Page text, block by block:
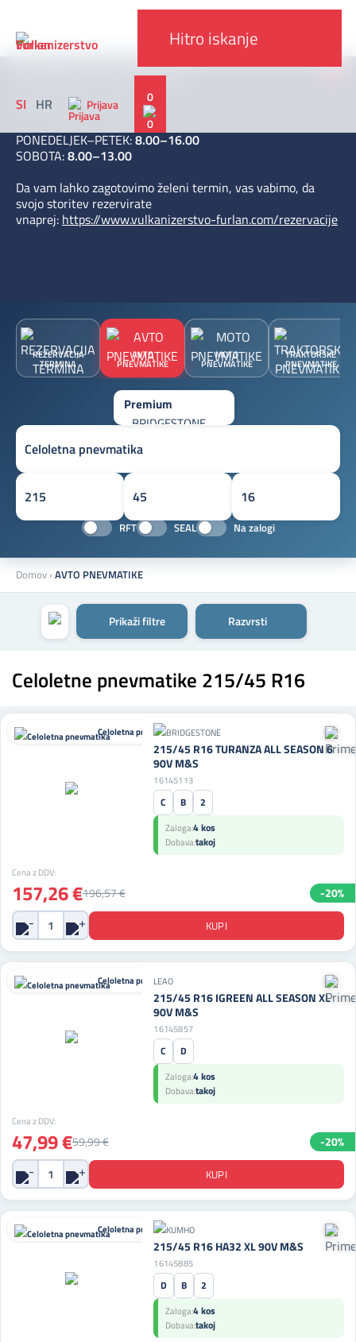
SI HR Prijava 0
DELOVNI ČAS V AVGUSTU 2026
Od 1. 8. do 30. 8. 2026
PONEDELJEK–PETEK:8.00–16.00
SOBOTA:8.00–13.00
Da vam lahko zagotovimo želeni termin, vas vabimo, da
svojo storitev rezervirate
vnaprej: https://www.vulkanizerstvo-furlan.com/rezervacije
x
REZERVACIJA
TERMINA
AVTO
PNEVMATIKE
MOTO
PNEVMATIKE
TRAKTORSKE
PNEVMATIKE
RFT SEAL Na zalogi
Domov ›AVTO PNEVMATIKE
Prikaži filtre Razvrsti
Celoletne pnevmatike 215/45 R16
Celoletna pnevmatika
215/45 R16 TURANZA ALL SEASON 6
90V M&S
16145113
C B 2
Zaloga:4 kos
Dobava:takoj
Cena z DDV:
157,26 €196,57 € -20%
Celoletna pnevmatika
LEAO
215/45 R16 IGREEN ALL SEASON XL
90V M&S
16145857
C D
Zaloga:4 kos
Dobava:takoj
Cena z DDV:
47,99 €59,99 € -20%
Celoletna pnevmatika
215/45 R16 HA32 XL 90V M&S
16145885
D B 2
Zaloga:4 kos
Dobava:takoj